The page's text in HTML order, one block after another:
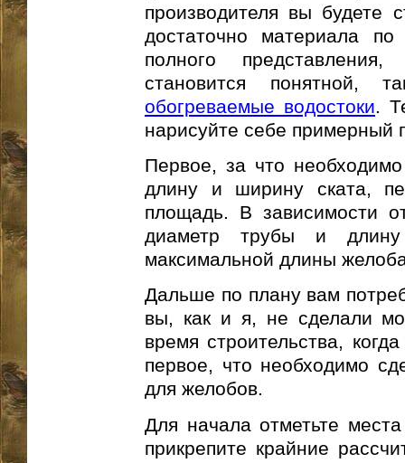
производителя вы будете
достаточно материала
полного
становится понятной,
обогреваемые водостоки.
нарисуйте себе примерный
Первое, за что
длину и ширину ската,
площадь. В зависимости
диаметр трубы и
максимальной длины
Дальше по плану вам
вы, как и я, не сделали
время строительства,
первое, что необходимо
для желобов.
Для начала отметьте
прикрепите крайние